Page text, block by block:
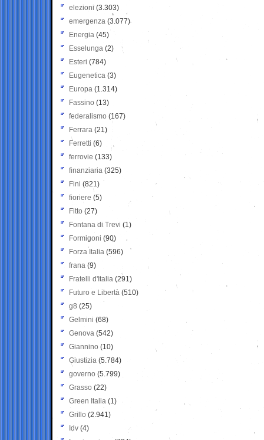
elezioni (3.303)
emergenza (3.077)
Energia (45)
Esselunga (2)
Esteri (784)
Eugenetica (3)
Europa (1.314)
Fassino (13)
federalismo (167)
Ferrara (21)
Ferretti (6)
ferrovie (133)
finanziaria (325)
Fini (821)
fioriere (5)
Fitto (27)
Fontana di Trevi (1)
Formigoni (90)
Forza Italia (596)
frana (9)
Fratelli d'Italia (291)
Futuro e Libertà (510)
g8 (25)
Gelmini (68)
Genova (542)
Giannino (10)
Giustizia (5.784)
governo (5.799)
Grasso (22)
Green Italia (1)
Grillo (2.941)
Idv (4)